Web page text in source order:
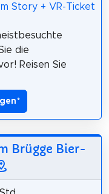
die
Reisen Sie
*
Brügge Bier-